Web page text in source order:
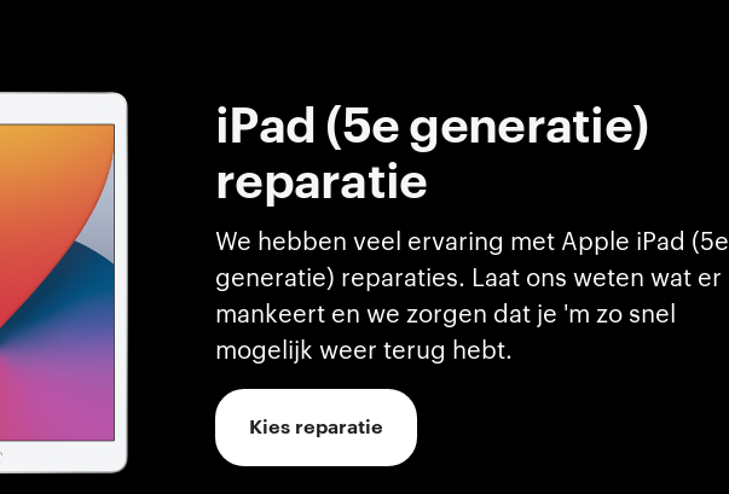
iPad (5e generatie)
reparatie
We hebben veel ervaring met Apple iPad (5e
generatie) reparaties. Laat ons weten wat er
mankeert en we zorgen dat je 'm zo snel
mogelijk weer terug hebt.
Kies reparatie